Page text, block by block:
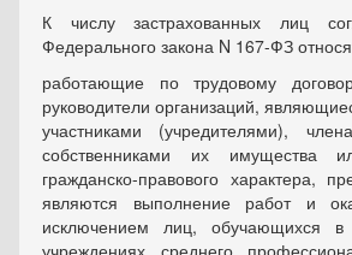
К числу застрахованных лиц
Федерального закона N 167-ФЗ
работающие по трудовому
руководители организаций,
участниками (учредителями),
собственниками их имущества
гражданско-правового характера,
являются выполнение работ и
исключением лиц, обучающихся в